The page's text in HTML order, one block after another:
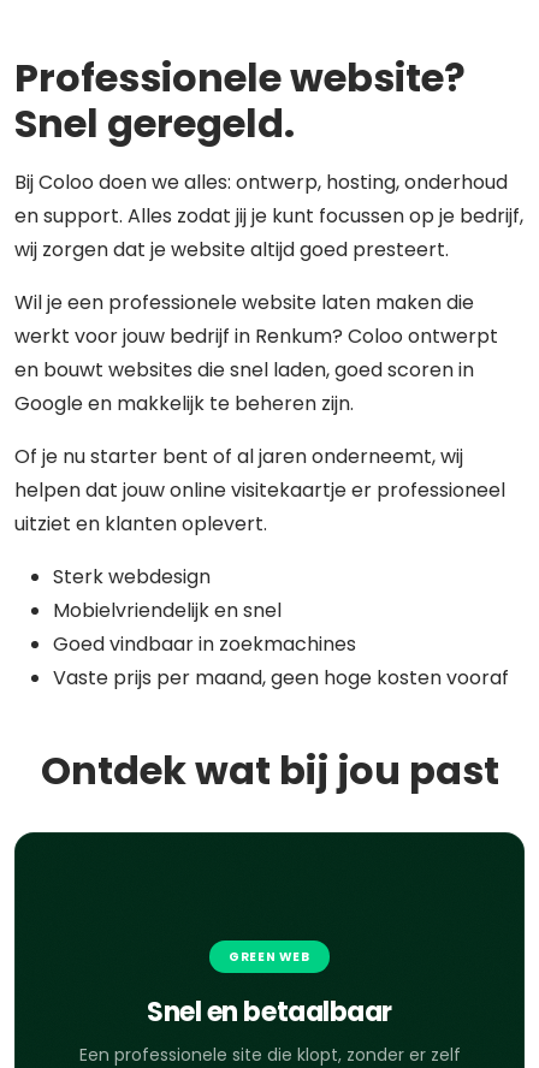
Professionele website?
Snel geregeld.
Bij Coloo doen we alles: ontwerp, hosting, onderhoud
en support. Alles zodat jij je kunt focussen op je bedrijf,
wij zorgen dat je website altijd goed presteert.
Wil je een professionele website laten maken die
werkt voor jouw bedrijf in Renkum? Coloo ontwerpt
en bouwt websites die snel laden, goed scoren in
Google en makkelijk te beheren zijn.
Of je nu starter bent of al jaren onderneemt, wij
helpen dat jouw online visitekaartje er professioneel
uitziet en klanten oplevert.
Sterk webdesign
Mobielvriendelijk en snel
Goed vindbaar in zoekmachines
Vaste prijs per maand, geen hoge kosten vooraf
Ontdek wat bij jou past
GREEN WEB
Snel en betaalbaar
Een professionele site die klopt, zonder er zelf